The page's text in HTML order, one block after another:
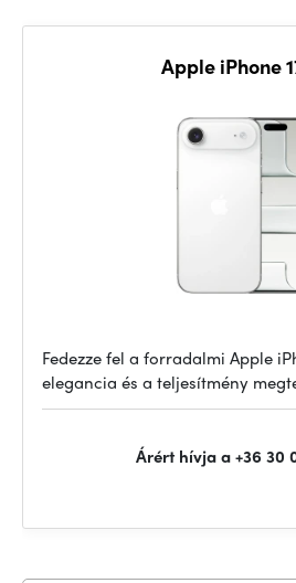
Apple iPhone
Fedezze fel a forradalmi Apple
elegancia és a teljesítmény
Árért hívja a +36 30